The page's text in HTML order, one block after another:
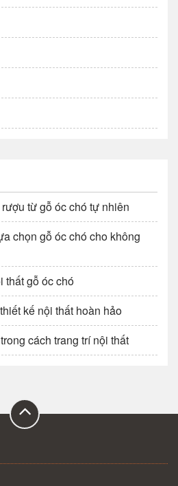
từ gỗ óc chó tự nhiên
chọn gỗ óc chó cho không
thất gỗ óc chó
kế nội thất hoàn hảo
cách trang trí nội thất